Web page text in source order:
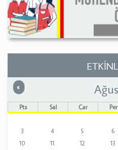
« Önceki
Pts Sal Çar Per
3
4 5 6
10
11 12 13